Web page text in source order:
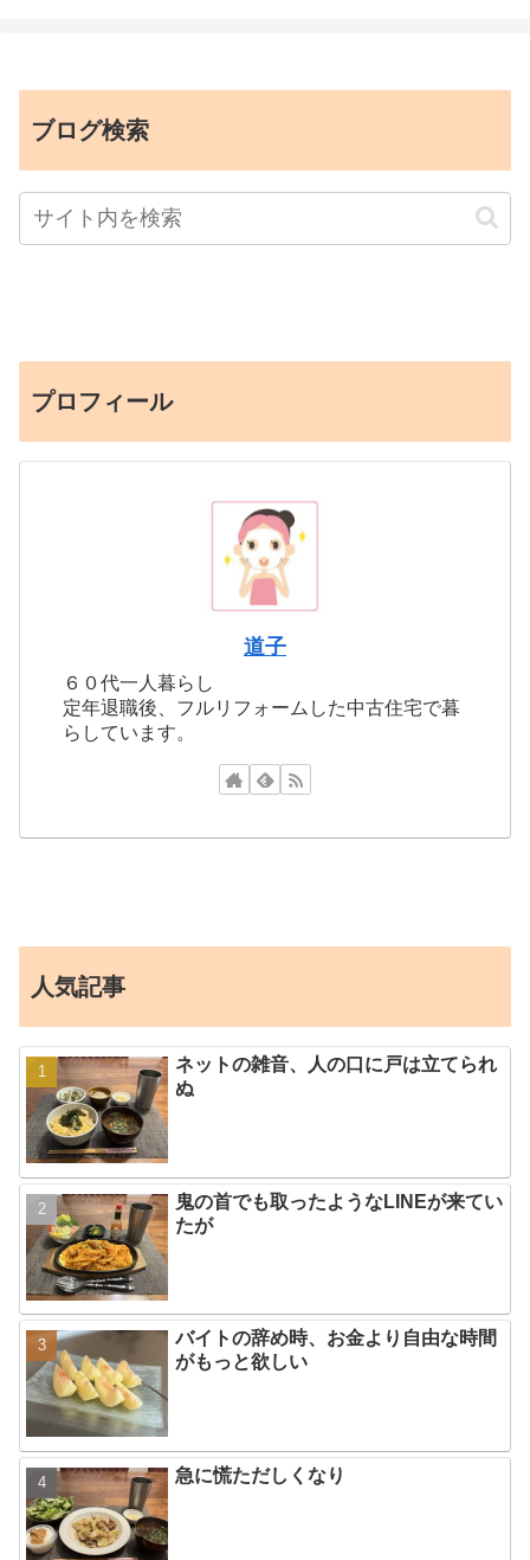
ブログ検索
プロフィール
道子
６０代一人暮らし
定年退職後、フルリフォームした中古住宅で暮
らしています。
人気記事
ネットの雑音、人の口に戸は立てられ
ぬ
鬼の首でも取ったようなLINEが来てい
たが
バイトの辞め時、お金より自由な時間
がもっと欲しい
急に慌ただしくなり